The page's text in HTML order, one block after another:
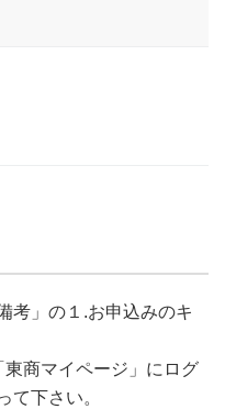
考」の１.お申込みのキ
東商マイページ」にログ
て下さい。